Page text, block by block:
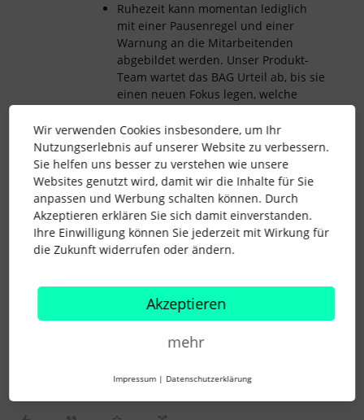
Ruhezeit kann momentan lediglich
mit einer Pausenregel und einer
Warnung an die Mitarbeitenden
abgebildet werden. Unser Produkt-
Team wartet das BAG Urteil ab, bis sie
einen neuen Fokus legen, welche
werden, um Euere Bedürfnisse als
auch die legalen Anforderungen
einhalten zu können.
Hier wurde bspw. vorgeschlagen, den
Bereitschaftsdienst über Abwesenheiten
abzubilden:
Liebe Grüße
anwesenheiten
rufbereitschaft
Wir verwenden Cookies insbesondere, um Ihr
Nutzungserlebnis auf unserer Website zu verbessern.
Sie helfen uns besser zu verstehen wie unsere
Websites genutzt wird, damit wir die Inhalte für Sie
anpassen und Werbung schalten können. Durch
Akzeptieren erklären Sie sich damit einverstanden.
Ihre Einwilligung können Sie jederzeit mit Wirkung für
die Zukunft widerrufen oder ändern.
Akzeptieren
mehr
Impressum | Datenschutzerklärung